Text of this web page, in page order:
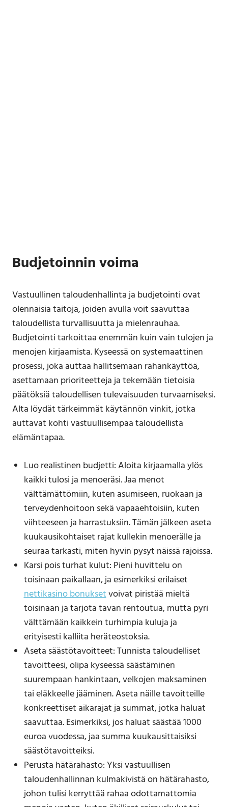
Budjetoinnin voima
Vastuullinen taloudenhallinta ja budjetointi ovat
olennaisia taitoja, joiden avulla voit saavuttaa
taloudellista turvallisuutta ja mielenrauhaa.
Budjetointi tarkoittaa enemmän kuin vain tulojen ja
menojen kirjaamista. Kyseessä on systemaattinen
prosessi, joka auttaa hallitsemaan rahankäyttöä,
asettamaan prioriteetteja ja tekemään tietoisia
päätöksiä taloudellisen tulevaisuuden turvaamiseksi.
Alta löydät tärkeimmät käytännön vinkit, jotka
auttavat kohti vastuullisempaa taloudellista
elämäntapaa.
Luo realistinen budjetti: Aloita kirjaamalla ylös
kaikki tulosi ja menoeräsi. Jaa menot
välttämättömiin, kuten asumiseen, ruokaan ja
terveydenhoitoon sekä vapaaehtoisiin, kuten
viihteeseen ja harrastuksiin. Tämän jälkeen aseta
kuukausikohtaiset rajat kullekin menoerälle ja
seuraa tarkasti, miten hyvin pysyt näissä rajoissa.
Karsi pois turhat kulut: Pieni huvittelu on
toisinaan paikallaan, ja esimerkiksi erilaiset
nettikasino bonuksetvoivat piristää mieltä
toisinaan ja tarjota tavan rentoutua, mutta pyri
välttämään kaikkein turhimpia kuluja ja
erityisesti kalliita heräteostoksia.
Aseta säästötavoitteet: Tunnista taloudelliset
tavoitteesi, olipa kyseessä säästäminen
suurempaan hankintaan, velkojen maksaminen
tai eläkkeelle jääminen. Aseta näille tavoitteille
konkreettiset aikarajat ja summat, jotka haluat
saavuttaa. Esimerkiksi, jos haluat säästää 1000
euroa vuodessa, jaa summa kuukausittaisiksi
säästötavoitteiksi.
Perusta hätärahasto: Yksi vastuullisen
taloudenhallinnan kulmakivistä on hätärahasto,
johon tulisi kerryttää rahaa odottamattomia